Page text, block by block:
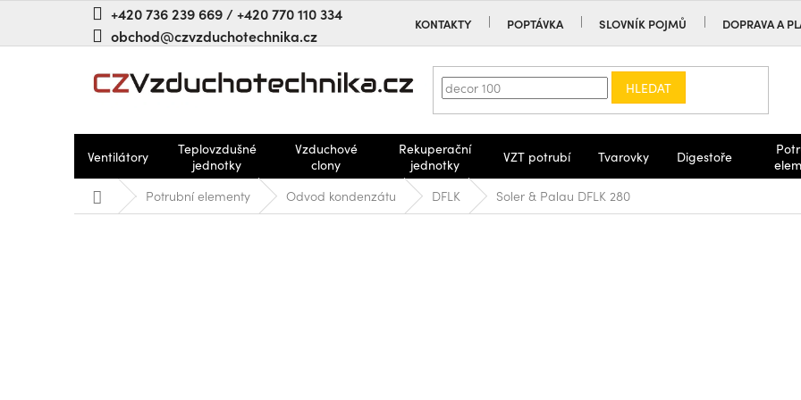
+420 736 239 669 / +420 770 110 334
obchod@czvzduchotechnika.cz
KONTAKTY POPTÁVKA SLOVNÍK POJMŮ DOPRAVA A
HLEDAT
Ventilátory
Teplovzdušné
jednotky
Vzduchové
clony
Rekuperační
jednotky
VZT potrubí Tvarovky Digestoře
Domů Potrubní elementy Odvod kondenzátu DFLK Soler & Palau DFLK 280